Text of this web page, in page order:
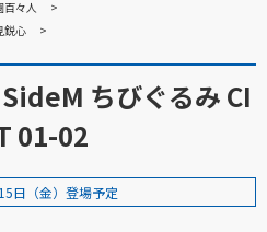
百々人
鋭心
ちびぐるみ CI
01-02
日（金）登場予定